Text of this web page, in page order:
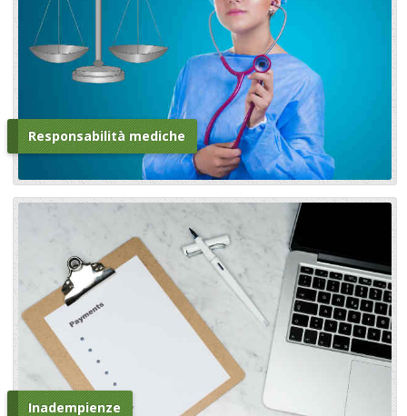
Responsabilità mediche
Inadempienze